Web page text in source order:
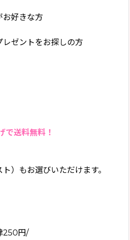
好きな方
ゼントをお探しの方
で送料無料！
）もお選びいただけます。
250円/